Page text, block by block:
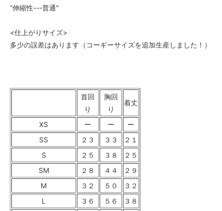
“伸縮性---普通"
<仕上がりサイズ>
多少の誤差はあります（コーギーサイズを追加生産しました！）
首回
り
胸回
り
着丈
XS ー ー
ー
SS
２３ ３３
２１
S
２５ ３８
２５
SM
２８ ４４
２９
M
３２ ５０
３２
L
３６ ５６
３８